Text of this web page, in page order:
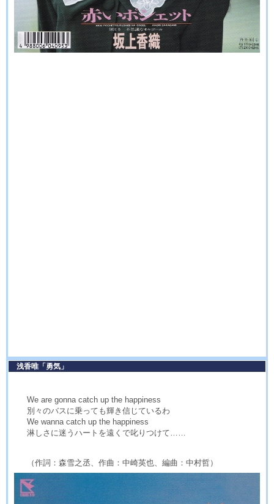
浅香唯「勇気」
We are gonna catch up the happiness
別々のバスに乗っても輝き信じているわ
We wanna catch up the happiness
淋しさに迷うハートを遠くで叱りつけて……
（作詞：森雪之丞、作曲：中崎英也、編曲：中村哲）